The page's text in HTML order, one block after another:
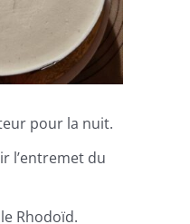
pour la nuit.
l’entremet du
Rhodoïd.